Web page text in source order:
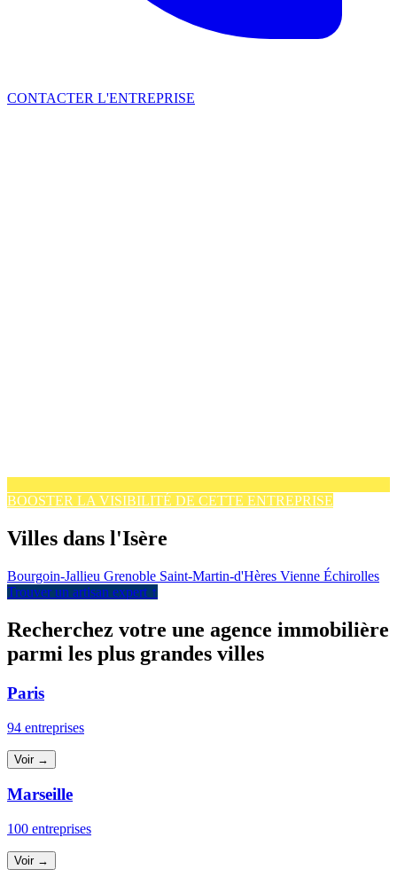
CONTACTER L'ENTREPRISE
BOOSTER LA VISIBILITÉ DE CETTE ENTREPRISE
Villes dans l'Isère
Bourgoin-Jallieu Grenoble Saint-Martin-d'Hères Vienne Échirolles
Trouver un artisan expert ↑
Recherchez votre une agence immobilière
parmi les plus grandes villes
Paris
94 entreprises
Voir →
Marseille
100 entreprises
Voir →